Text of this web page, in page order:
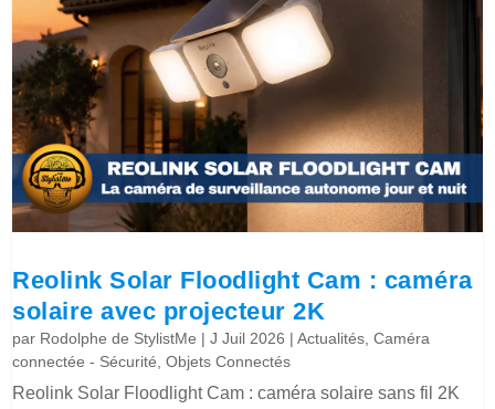
Reolink Solar Floodlight Cam : caméra
solaire avec projecteur 2K
par Rodolphe de StylistMe |J Juil 2026 |Actualités,Caméra
connectée - Sécurité,Objets Connectés
Reolink Solar Floodlight Cam : caméra solaire sans fil 2K